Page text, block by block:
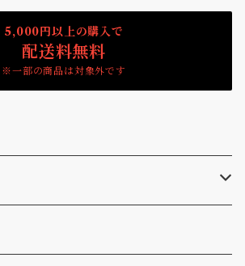
5,000円以上の購入で
配送料無料
※一部の商品は対象外です